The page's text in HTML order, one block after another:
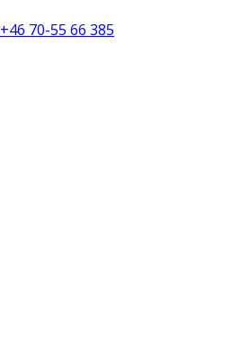
+46 70-55 66 385